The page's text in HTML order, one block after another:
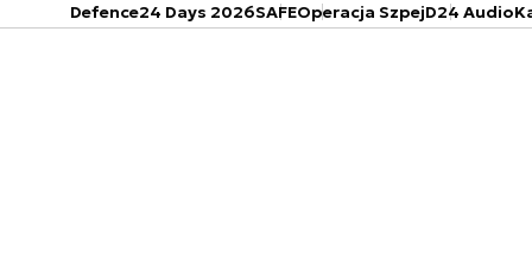
Defence24 Days 2026SAFEOperacja SzpejD24 Audio